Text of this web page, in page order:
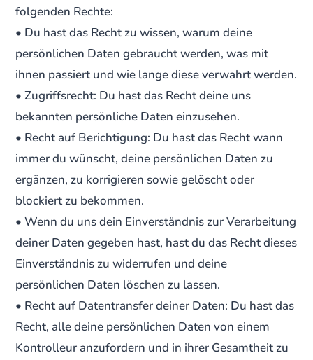
folgenden Rechte:
• Du hast das Recht zu wissen, warum deine
persönlichen Daten gebraucht werden, was mit
ihnen passiert und wie lange diese verwahrt werden.
• Zugriffsrecht: Du hast das Recht deine uns
bekannten persönliche Daten einzusehen.
• Recht auf Berichtigung: Du hast das Recht wann
immer du wünscht, deine persönlichen Daten zu
ergänzen, zu korrigieren sowie gelöscht oder
blockiert zu bekommen.
• Wenn du uns dein Einverständnis zur Verarbeitung
deiner Daten gegeben hast, hast du das Recht dieses
Einverständnis zu widerrufen und deine
persönlichen Daten löschen zu lassen.
• Recht auf Datentransfer deiner Daten: Du hast das
Recht, alle deine persönlichen Daten von einem
Kontrolleur anzufordern und in ihrer Gesamtheit zu